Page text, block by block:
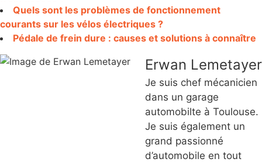
Quels sont les problèmes de fonctionnement
courants sur les vélos électriques ?
Pédale de frein dure : causes et solutions à connaître
Erwan Lemetayer
Je suis chef mécanicien
dans un garage
automobilte à Toulouse.
Je suis également un
grand passionné
d’automobile en tout